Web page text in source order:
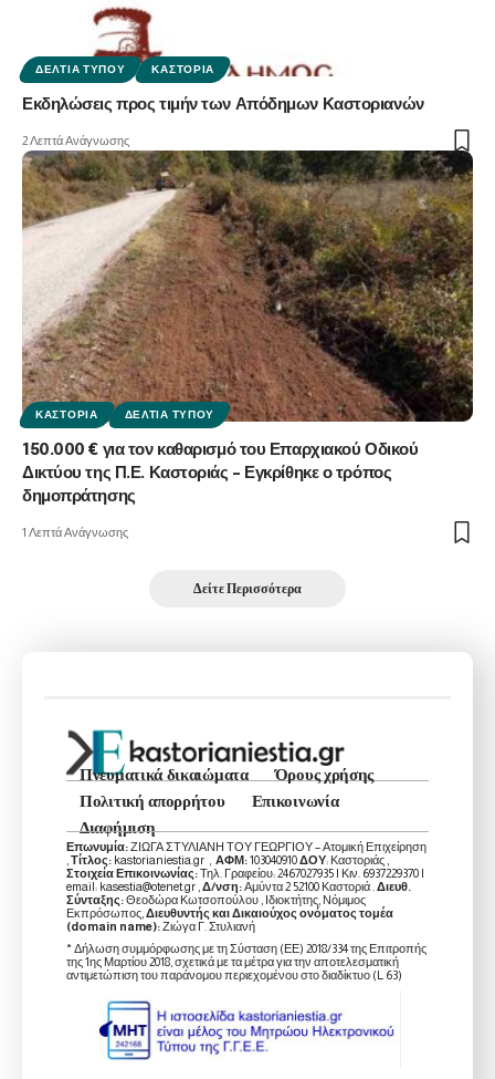
ΔΕΛΤΊΑ ΤΎΠΟΥ ΚΑΣΤΟΡΙΆ
Εκδηλώσεις προς τιμήν των Απόδημων Καστοριανών
2 Λεπτά Ανάγνωσης
ΚΑΣΤΟΡΙΆ ΔΕΛΤΊΑ ΤΎΠΟΥ
150.000 € για τον καθαρισμό του Επαρχιακού Οδικού
Δικτύου της Π.Ε. Καστοριάς – Εγκρίθηκε ο τρόπος
δημοπράτησης
1 Λεπτά Ανάγνωσης
Δείτε Περισσότερα
Πνευματικά δικαιώματα
Όρους χρήσης
Πολιτική απορρήτου
Επικοινωνία
Διαφήμιση
Επωνυμία:ΖΙΩΓΑ ΣΤΥΛΙΑΝΗ ΤΟΥ ΓΕΩΡΓΙΟΥ – Ατομική Επιχείρηση
Τίτλος: kastorianiestia.gr , ΑΦΜ:103040910ΔΟΥ: Καστοριάς ,
Στοιχεία Επικοινωνίας:Τηλ. Γραφείου: 2467027935 | Κιν. 6937229370 |
email: kasestia@otenet.gr , Δ/νση:Αμύντα 2 52100 Καστοριά . Διευθ.
Σύνταξης:Θεοδώρα Κωτσοπούλου , Ιδιοκτήτης, Νόμιμος
Εκπρόσωπος, Διευθυντής και Δικαιούχος ονόματος τομέα
(domain name):Ζιώγα Γ. Στυλιανή
* Δήλωση συμμόρφωσης με τη Σύσταση (ΕΕ) 2018/334 της Επιτροπής
της 1ης Μαρτίου 2018, σχετικά με τα μέτρα για την αποτελεσματική
αντιμετώπιση του παράνομου περιεχομένου στο διαδίκτυο (L 63)